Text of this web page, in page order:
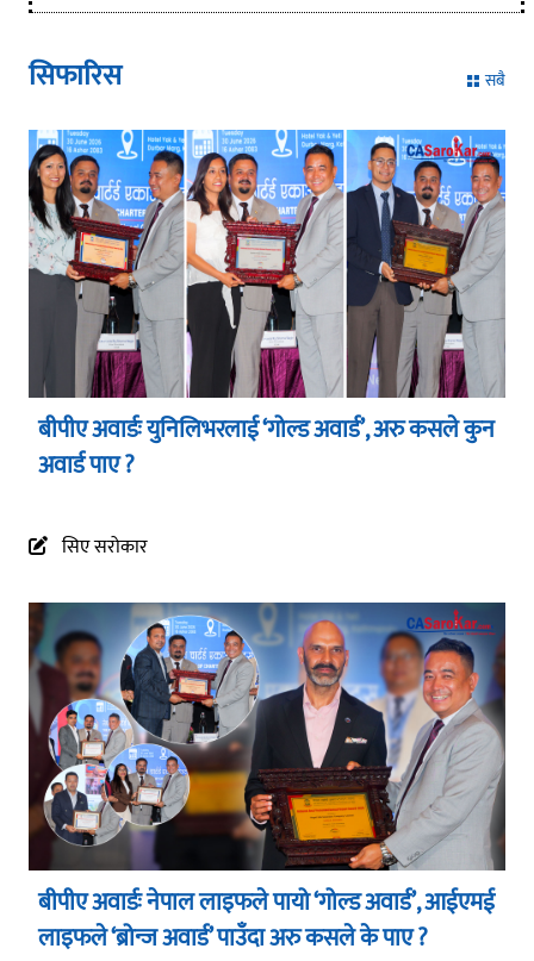
सिफारिस सबै
बीपीए अवार्डः युनिलिभरलाई ‘गोल्ड अवार्ड’, अरु कसले कुन
अवार्ड पाए ?
सिए सरोकार
बीपीए अवार्डः नेपाल लाइफले पायो ‘गोल्ड अवार्ड’, आईएमई
लाइफले ‘ब्रोन्ज अवार्ड’ पाउँदा अरु कसले के पाए ?